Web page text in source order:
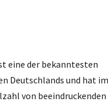
eine der bekanntesten
Deutschlands und hat
von